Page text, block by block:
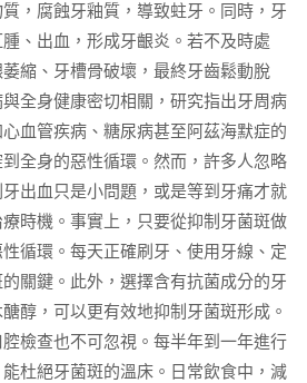
，腐蝕牙釉質，導致蛀牙。同時，牙
、出血，形成牙齦炎。若不及時處
縮、牙槽骨破壞，最終牙齒鬆動脫
全身健康密切相關，研究指出牙周病
血管疾病、糖尿病甚至阿茲海默症的
全身的惡性循環。然而，許多人忽略
出血只是小問題，或是等到牙痛才就
時機。事實上，只要從抑制牙菌斑做
循環。每天正確刷牙、使用牙線、定
關鍵。此外，選擇含有抗菌成分的牙
醇，可以更有效地抑制牙菌斑形成。
檢查也不可忽視。每半年到一年進行
杜絕牙菌斑的溫床。日常飲食中，減